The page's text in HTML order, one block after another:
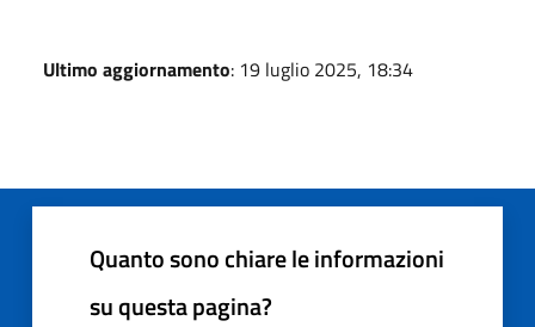
Ultimo aggiornamento: 19 luglio 2025, 18:34
Quanto sono chiare le informazioni
su questa pagina?